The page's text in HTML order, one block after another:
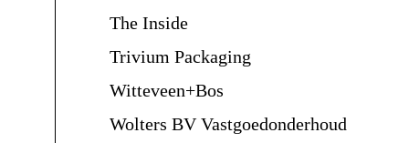
The Inside
Trivium Packaging
Witteveen+Bos
Wolters BV Vastgoedonderhoud